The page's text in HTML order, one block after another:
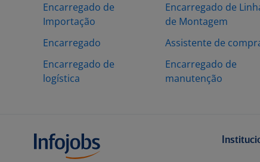
Encarregado de
Importação
Encarregado
Encarregado de
logística
Encarregado de
de Montagem
Assistente de
Encarregado de
manutenção